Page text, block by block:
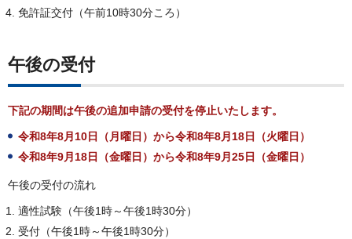
免許証交付（午前10時30分ころ）
午後の受付
下記の期間は午後の追加申請の受付を停止いたします。
令和8年8月10日（月曜日）から令和8年8月18日（火曜日）
令和8年9月18日（金曜日）から令和8年9月25日（金曜日）
午後の受付の流れ
適性試験（午後1時～午後1時30分）
受付（午後1時～午後1時30分）